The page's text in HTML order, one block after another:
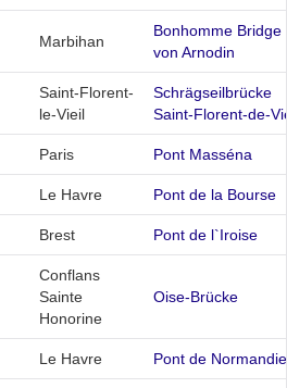
Marbihan
Bonhomme Bridge
von Arnodin
Saint-Florent-
le-Vieil
Schrägseilbrücke
Saint-Florent-de-
Paris Pont Masséna
Le Havre Pont de la Bourse
Brest Pont de l`Iroise
Conflans
Sainte
Honorine
Oise-Brücke
Le Havre Pont de Normandie